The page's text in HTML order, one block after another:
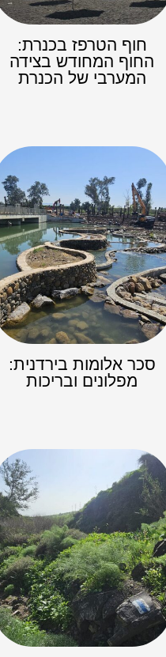
חוף הטרפז בכנרת:
החוף המחודש בצידה
המערבי של הכנרת
סכר אלומות בירדנית:
מפלונים ובריכות